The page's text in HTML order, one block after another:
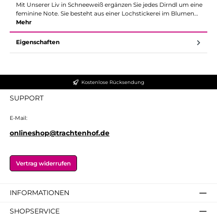
Mit Unserer Liv in Schneeweiß ergänzen Sie jedes Dirndl um eine
feminine Note. Sie besteht aus einer Lochstickerei im Blumen…
Mehr
Eigenschaften
Kostenlose Rücksendung
SUPPORT
E-Mail:
onlineshop@trachtenhof.de
Vertrag widerrufen
INFORMATIONEN
SHOPSERVICE